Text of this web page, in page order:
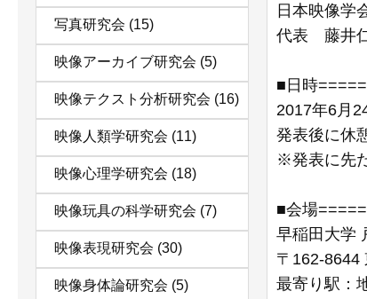
写真研究会 (15)
映像アーカイブ研究会 (5)
映像テクスト分析研究会 (16)
映像人類学研究会 (11)
映像心理学研究会 (18)
映像玩具の科学研究会 (7)
映像表現研究会 (30)
映像身体論研究会 (5)
日本映像学
代表 藤井
■日時
2017年6月
発表後に休
※発表に先
■会場
早稲田大学
〒162-8644
最寄り駅：